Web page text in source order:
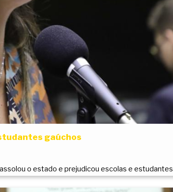
gaúchos
o estado e prejudicou escolas e estudantes